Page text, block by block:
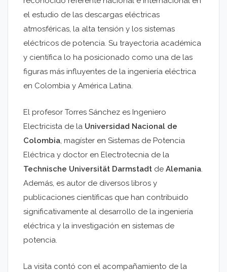
el estudio de las descargas eléctricas
atmosféricas, la alta tensión y los sistemas
eléctricos de potencia. Su trayectoria académica
y científica lo ha posicionado como una de las
figuras más influyentes de la ingeniería eléctrica
en Colombia y América Latina.
El profesor Torres Sánchez es Ingeniero
Electricista de la Universidad Nacional de
Colombia, magíster en Sistemas de Potencia
Eléctrica y doctor en Electrotecnia de la
Technische Universität Darmstadt de Alemania.
Además, es autor de diversos libros y
publicaciones científicas que han contribuido
significativamente al desarrollo de la ingeniería
eléctrica y la investigación en sistemas de
potencia.
La visita contó con el acompañamiento de la